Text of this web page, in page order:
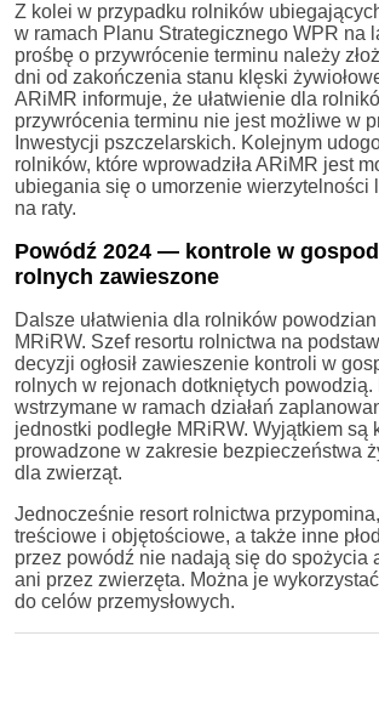
Z kolei w przypadku rolników
w ramach Planu Strategicznego WPR na
prośbę o przywrócenie terminu należy
dni od zakończenia stanu klęski
ARiMR informuje, że ułatwienie dla
przywrócenia terminu nie jest możliwe w
Inwestycji pszczelarskich. Kolejnym
rolników, które wprowadziła ARiMR jest
ubiegania się o umorzenie wierzytelności
na raty.
Powódź 2024 — kontrole w
rolnych zawieszone
Dalsze ułatwienia dla rolników powodzian
MRiRW. Szef resortu rolnictwa na
decyzji ogłosił zawieszenie kontroli w
rolnych w rejonach dotkniętych powodzią.
wstrzymane w ramach działań
jednostki podległe MRiRW. Wyjątkiem są
prowadzone w zakresie bezpieczeństwa
dla zwierząt.
Jednocześnie resort rolnictwa
treściowe i objętościowe, a także inne
przez powódź nie nadają się do spożycia
ani przez zwierzęta. Można je
do celów przemysłowych.